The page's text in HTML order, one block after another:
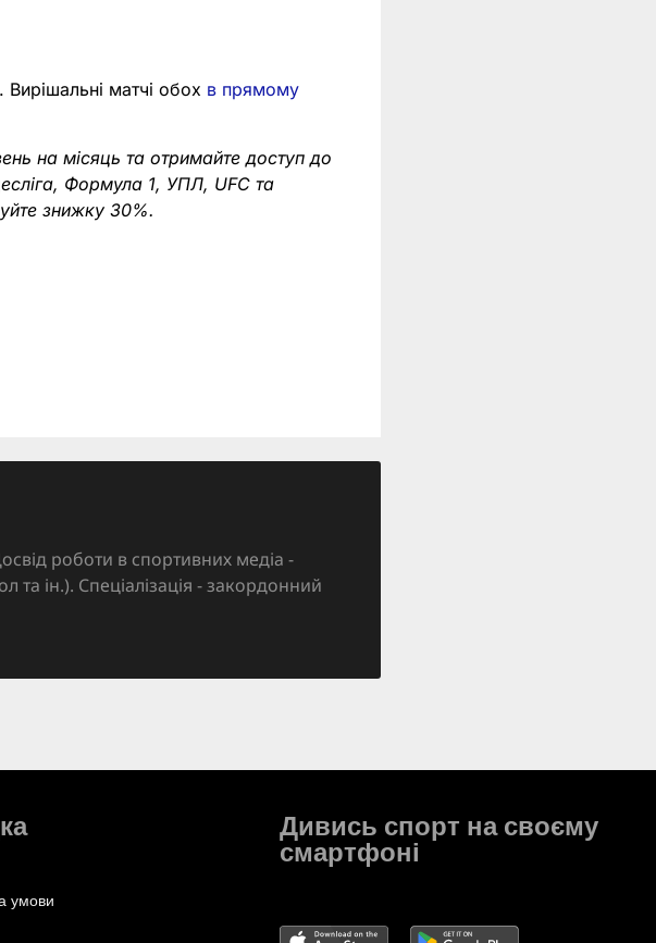
Вирішальні матчі обох в прямому
на місяць та отримайте доступ до
Формула 1, УПЛ, UFC та
знижку 30%.
роботи в спортивних медіа -
та ін.). Спеціалізація - закордонний
умови
Дивись спорт на своєму
смартфоні